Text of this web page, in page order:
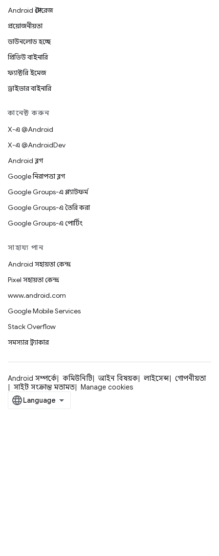
Android স্টোরেজ
প্রয়োজনীয়তা
ডাউনলোড হচ্ছে
প্রিভিউ বাইনারি
ফ্যাক্টরি ইমেজ
ড্রাইভার বাইনারি
কানেক্ট করুন
X-এ @Android
X-এ @AndroidDev
Android ব্লগ
Google নিরাপত্তা ব্লগ
Google Groups-এ প্ল্যাটফর্ম
Google Groups-এ তৈরি করা
Google Groups-এ পোর্টিং
সাহায্য পান
Android সহায়তা কেন্দ্র
Pixel সহায়তা কেন্দ্র
www.android.com
Google Mobile Services
Stack Overflow
সমস্যার ট্র্যাকার
Android সম্পর্কে কমিউনিটি আইন বিষয়ক লাইসেন্স
গোপনীয়তা
সাইট সংক্রান্ত মতামত
Manage cookies